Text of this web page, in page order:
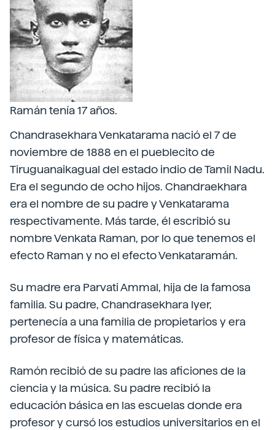
Ramán tenía 17 años.
Chandrasekhara Venkatarama nació el 7 de
noviembre de 1888 en el pueblecito de
Tiruguanaikagual del estado indio de Tamil Nadu.
Era el segundo de ocho hijos. Chandraekhara
era el nombre de su padre y Venkatarama
respectivamente. Más tarde, él escribió su
nombre Venkata Raman, por lo que tenemos el
efecto Raman y no el efecto Venkataramán.
Su madre era Parvati Ammal, hija de la famosa
familia. Su padre, Chandrasekhara Iyer,
pertenecía a una familia de propietarios y era
profesor de física y matemáticas.
Ramón recibió de su padre las aficiones de la
ciencia y la música. Su padre recibió la
educación básica en las escuelas donde era
profesor y cursó los estudios universitarios en el